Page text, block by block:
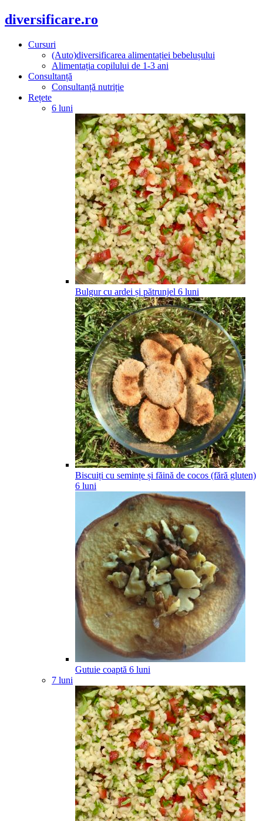
diversificare.ro
Cursuri
(Auto)diversificarea alimentației bebelușului
Alimentația copilului de 1-3 ani
Consultanță
Consultanță nutriție
Rețete
6 luni
Bulgur cu ardei și pătrunjel 6 luni
Biscuiți cu semințe și făină de cocos (fără gluten)
6 luni
Gutuie coaptă 6 luni
7 luni